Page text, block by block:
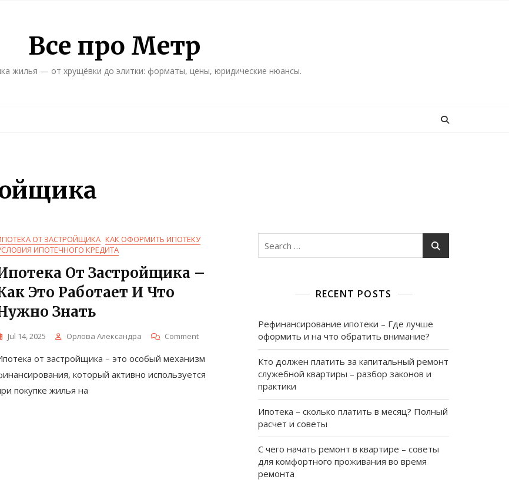
Все про Метр
жилья — от хрущёвки до элитки: форматы, цены, юридические нюансы.
ОТ ЗАСТРОЙЩИКА КАК ОФОРМИТЬ ИПОТЕКУ
ИПОТЕЧНОГО КРЕДИТА
От Застройщика –
Это Работает И Что
Знать
Jul 14, 2025 Орлова Александра CommentOn
От
Застройщика
от застройщика – это особый механизм
который активно используется
покупке жилья на
Search
RECENT POSTS
Рефинансирование ипотеки – Где лучше
оформить и на что обратить внимание?
Кто должен платить за капитальный ремонт
служебной квартиры – разбор законов и
практики
Ипотека – сколько платить в месяц? Полный
расчет и советы
С чего начать ремонт в квартире – советы
для комфортного проживания во время
ремонта